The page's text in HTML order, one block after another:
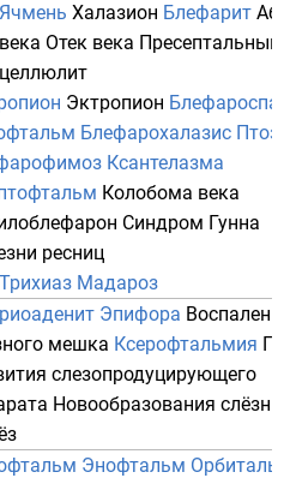
Ячмень Халазион Блефарит
века Отек века Пресептальный
целлюлит
Эктропион
Блефарохалазис Птоз
Ксантелазма
Колобома века
Синдром Гунна
ресниц
Трихиаз Мадароз
Эпифора
мешка Ксерофтальмия
слезопродуцирующего
Новообразования
Энофтальм